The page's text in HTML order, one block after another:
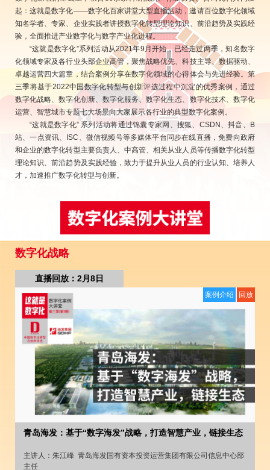
起：这就是数字化——数字化百家讲堂大型直播活动，邀请百位数字化领域
知名学者、专家、企业实践者讲授数字化转型理论知识、前沿趋势及实践经
验，全面推进产业数字化与数字产业化进程。
“这就是数字化”系列活动从2021年9月开始，已经走过两季，知名数字
化领域专家及各行业头部企业高管，聚焦战略优先、科技主导、数据驱动、
卓越运营四大篇章，结合案例分享在数字化领域的心得体会与先进经验。第
三季将基于2022中国数字化转型与创新评选过程中沉淀的优秀案例，通过
数字化战略、数字化创新、数字化服务、数字化生态、数字化技术、数字化
运营、智慧城市专题七大场景向大家展示各行业的典型数字化案例。
“这就是数字化” 系列活动将通过锦囊专家网、搜狐、CSDN、抖音、B
站、一点资讯、ISC、微信视频号等多媒体平台同步在线直播，免费向政府
和企业的数字化转型主要负责人、中高管、相关从业人员等传播数字化转型
理论知识、前沿趋势及实践经验，致力于提升从业人员的行业认知、培养人
才，加速推广数字化转型与创新。
数字化战略
直播回放：2月8日
青岛海发：基于“数字海发”战略，打造智慧产业，链接生态
主讲人： 朱江峰 青岛海发国有资本投资运营集团有限公司信息中心部
主任
案例介绍 回放